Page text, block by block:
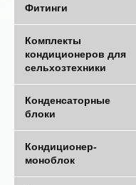
Фитинги
Комплекты
кондиционеров для
сельхозтехники
Конденсаторные
блоки
Кондиционер-
моноблок